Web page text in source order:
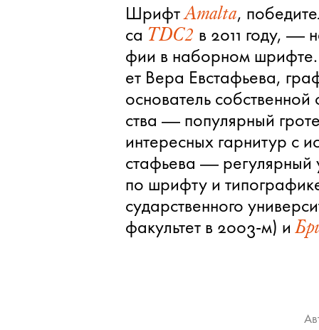
ШрифтAmalta,
са TDC2 в 2011 го­ду, —
фии в на­бор­ном
ет Ве­ра Ев­стафье­ва,
осно­ва­тель
ства — по­пу­ляр­ный
ин­те­рес­ных гар­ни­тур с
стафье­ва — ре­гу­ляр­ный
по шриф­ту и
су­дар­ствен­но­го
фа­куль­тет в 2003-м) и